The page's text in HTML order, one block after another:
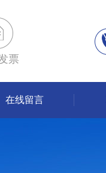
票
在线留言